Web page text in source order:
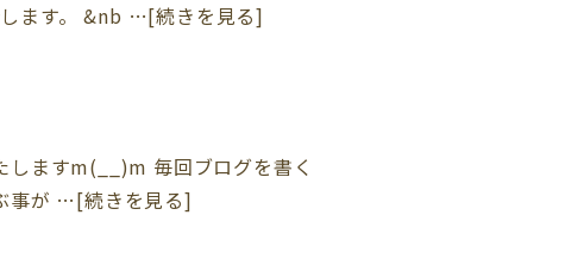
ます。 &nb …[続きを見る]
しますm(__)m 毎回ブログを書く
事が …[続きを見る]